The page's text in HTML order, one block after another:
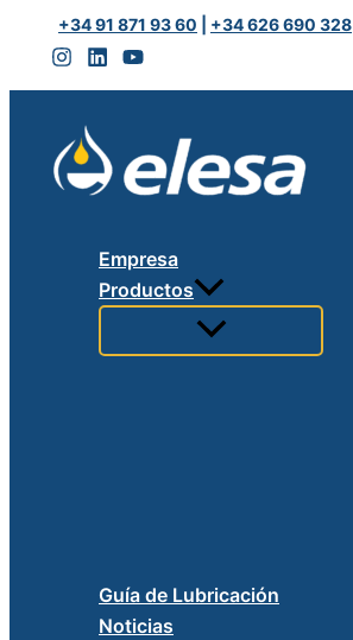
+34 91 871 93 60 +34 626 690 328
Empresa
Productos
Guía de Lubricación
Noticias
FLUORLUBE
cantidad